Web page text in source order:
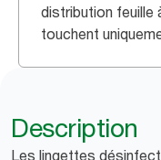
distribution feuille
touchent
Description
Les lingettes